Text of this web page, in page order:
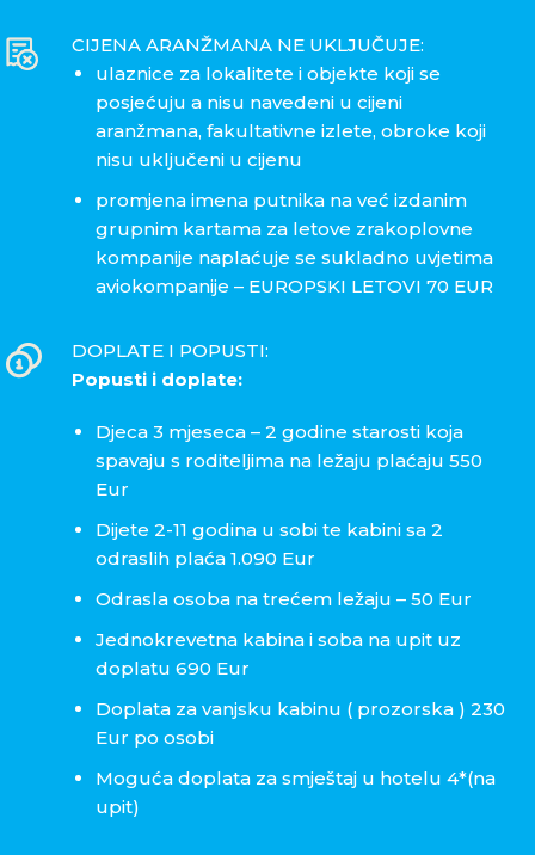
CIJENA ARANŽMANA NE UKLJUČUJE:
ulaznice za lokalitete i objekte koji se
posjećuju a nisu navedeni u cijeni
aranžmana, fakultativne izlete, obroke koji
nisu uključeni u cijenu
promjena imena putnika na već izdanim
grupnim kartama za letove zrakoplovne
kompanije naplaćuje se sukladno uvjetima
aviokompanije – EUROPSKI LETOVI 70 EUR
DOPLATE I POPUSTI:
Popusti i doplate:
Djeca 3 mjeseca – 2 godine starosti koja
spavaju s roditeljima na ležaju plaćaju 550
Eur
Dijete 2-11 godina u sobi te kabini sa 2
odraslih plaća 1.090 Eur
Odrasla osoba na trećem ležaju – 50 Eur
Jednokrevetna kabina i soba na upit uz
doplatu 690 Eur
Doplata za vanjsku kabinu ( prozorska ) 230
Eur po osobi
Moguća doplata za smještaj u hotelu 4*(na
upit)